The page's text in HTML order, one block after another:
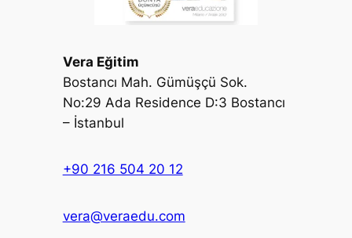
Vera Eğitim
Bostancı Mah. Gümüşçü Sok.
No:29 Ada Residence D:3 Bostancı
– İstanbul
+90 216 504 20 12
vera@veraedu.com